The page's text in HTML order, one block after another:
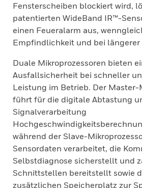
Fensterscheiben blockiert wird,
patentierten WideBand IR™-
einen Feueralarm aus,
Empfindlichkeit und bei längerer
Duale Mikroprozessoren bieten
Ausfallsicherheit bei schneller
Leistung im Betrieb. Der Master-
führt für die digitale Abtastung
Signalverarbeitung
während der Slave-
Sensordaten verarbeitet, die
Selbstdiagnose sicherstellt und
Schnittstellen bereitstellt sowie
zusätzlichen Speicherplatz zur